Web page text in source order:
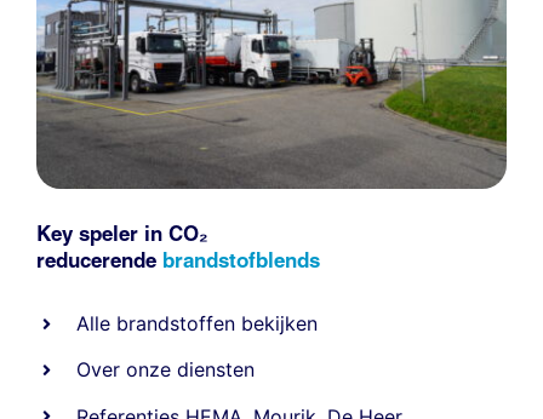
Key speler in CO₂
reducerende brandstofblends
Alle brandstoffen bekijken
Over onze diensten